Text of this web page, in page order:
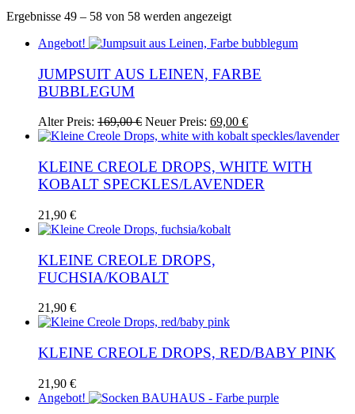
Ergebnisse 49 – 58 von 58 werden angezeigtNach
sortiert
Angebot!
JUMPSUIT AUS LEINEN, FARBE
BUBBLEGUM
Alter Preis: 169,00€ Ursprünglicher
Preis
169,00 €
Neuer Preis: 69,00 €Aktueller
Preis
69,00 €.
Dieses
Produkt
mehrere
Varianten
auf.
KLEINE CREOLE DROPS, WHITE WITH
KOBALT SPECKLES/LAVENDER
21,90 €
KLEINE CREOLE DROPS,
FUCHSIA/KOBALT
21,90 €
KLEINE CREOLE DROPS, RED/BABY PINK
21,90 €
Angebot!